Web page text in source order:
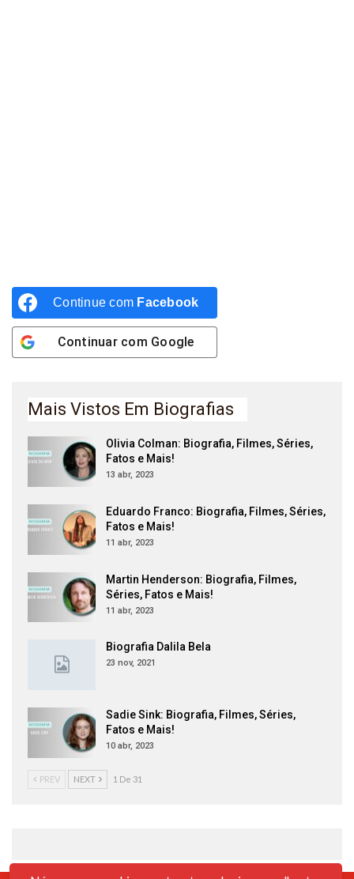
Continue com Facebook
Continuar com Google
Mais Vistos Em Biografias
Olivia Colman: Biografia, Filmes, Séries,
Fatos e Mais!
13 abr, 2023
Eduardo Franco: Biografia, Filmes, Séries,
Fatos e Mais!
11 abr, 2023
Martin Henderson: Biografia, Filmes,
Séries, Fatos e Mais!
11 abr, 2023
Biografia Dalila Bela
23 nov, 2021
Sadie Sink: Biografia, Filmes, Séries,
Fatos e Mais!
10 abr, 2023
PREV NEXT 1 De 31